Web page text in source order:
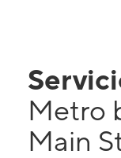
Metro
Main